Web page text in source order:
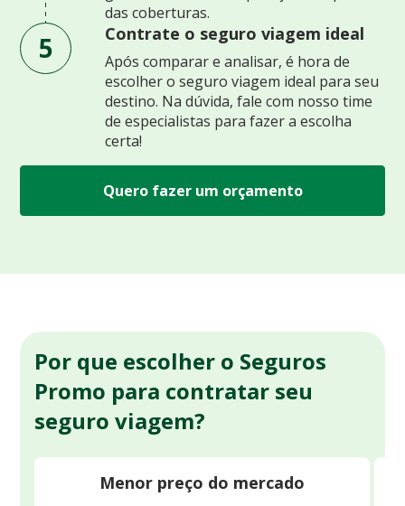
das coberturas.
5 Contrate o seguro viagem ideal
Após comparar e analisar, é hora de
escolher o seguro viagem ideal para seu
destino. Na dúvida, fale com nosso time
de especialistas para fazer a escolha
certa!
Quero fazer um orçamento
Por que escolher o Seguros
Promo para contratar seu
seguro viagem?
Menor preço do mercado